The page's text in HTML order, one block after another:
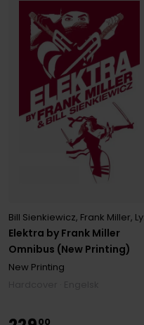
Elektra by Frank Miller
Omnibus (New Printing)
Bill Sienkiewicz, Frank Miller, Lynn Varley
New Printing
00